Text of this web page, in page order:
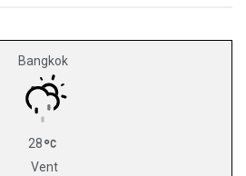
Bangkok
28
Vent